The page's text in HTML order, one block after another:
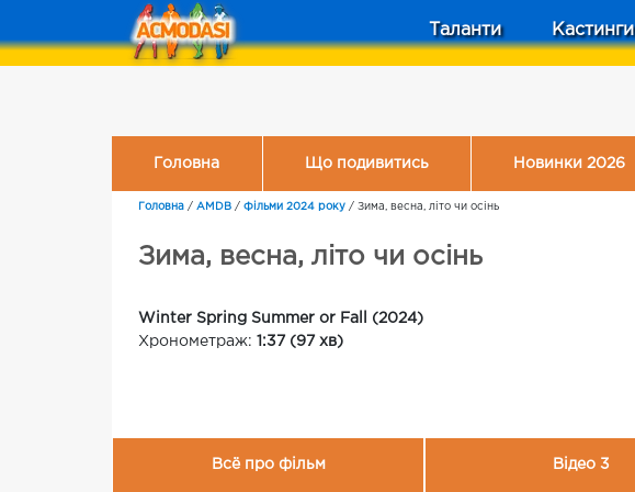
Таланти Кастинги
Головна Що подивитись Новинки 2026
Головна / AMDB / Фільми 2024 року / Зима, весна, літо чи осінь
Зима, весна, літо чи осінь
Winter Spring Summer or Fall (2024)
Хронометраж: 1:37 (97 хв)
Всё про фільм Відео 3